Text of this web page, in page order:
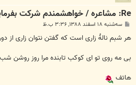
Re: مشاعره / خواهشمندم شرکت بفرماييد.
پ
ت
سه‌شنبه ۱۸ اسفند ۱۳۸۸, ۳:۳۶ ب.ظ
هر شبم نالهٔ زاری است که گفتن نتوان زاری از
بی مه روی تو ای کوکب تابنده مرا روز روشن
هاتف